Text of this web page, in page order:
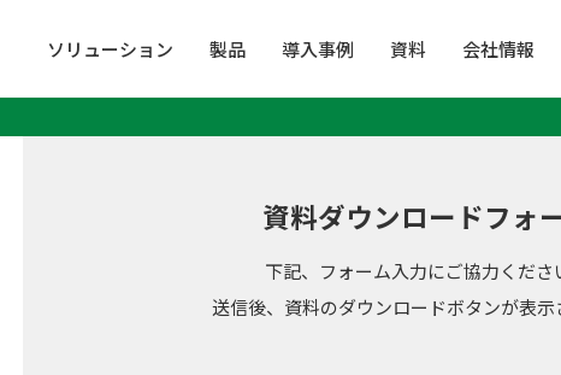
ソリューション 製品 導入事例 資料 会社情報
資料ダウンロードフォ
下記、フォーム入力にご協力くださ
送信後、資料のダウンロードボタンが表示